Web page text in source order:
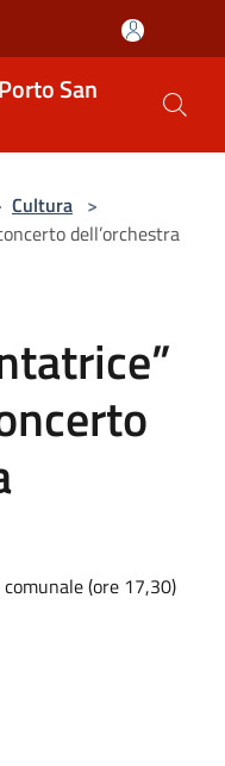
San
Cultura >
dell’orchestra
(ore 17,30)